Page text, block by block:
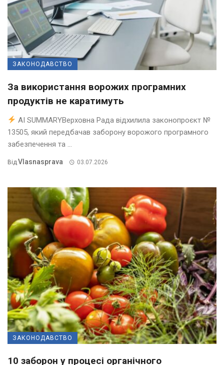
ЗАКОНОДАВСТВО
За використання ворожих програмних
продуктів не каратимуть
AI SUMMARYВерховна Рада відхилила законопроєкт №
13505, який передбачав заборону ворожого програмного
забезпечення та ...
ВідVlasnasprava 03.07.2026
ЗАКОНОДАВСТВО
10 заборон у процесі органічного